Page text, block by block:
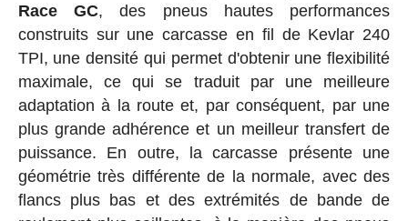
Race GC, des pneus hautes performances
construits sur une carcasse en fil de Kevlar 240
TPI, une densité qui permet d'obtenir une flexibilité
maximale, ce qui se traduit par une meilleure
adaptation à la route et, par conséquent, par une
plus grande adhérence et un meilleur transfert de
puissance. En outre, la carcasse présente une
géométrie très différente de la normale, avec des
flancs plus bas et des extrémités de bande de